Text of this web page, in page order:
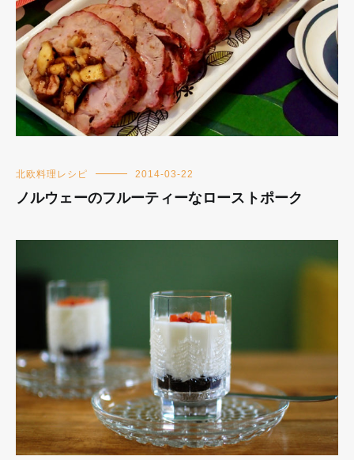
北欧料理レシピ 2014-03-22
ノルウェーのフルーティーなローストポーク